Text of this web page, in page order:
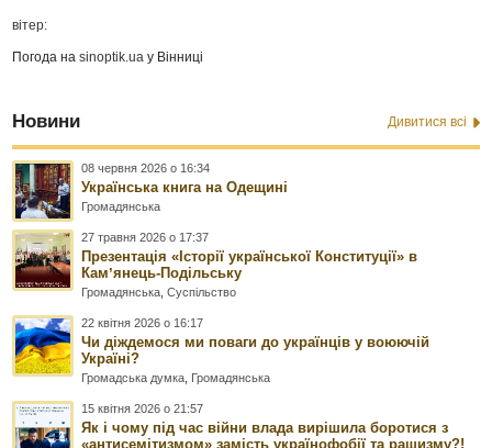
вітер:
Погода наsinoptik.ua у Вінниці
Новини Дивитися всі
08 червня 2026 о 16:34
Українська книга на Одещині
Громадянська
27 травня 2026 о 17:37
Презентація «Історії української Конституції» в
Камʼянець-Подільську
Громадянська ,Суспільство
22 квітня 2026 о 16:17
Чи діждемося ми поваги до українців у воюючій
Україні?
Громадська думка Громадянська
15 квітня 2026 о 21:57
Як і чому під час війни влада вирішила боротися з
«антисемітизмом» замість українофобії та рашизму?!